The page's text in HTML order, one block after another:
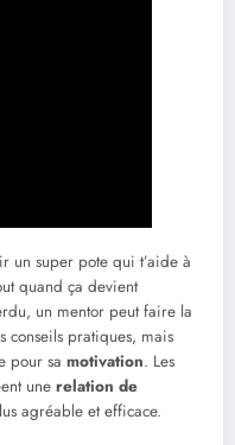
un super pote qui t’aide à
quand ça devient
un mentor peut faire la
conseils pratiques, mais
pour sa motivation. Les
une relation de
agréable et efficace.